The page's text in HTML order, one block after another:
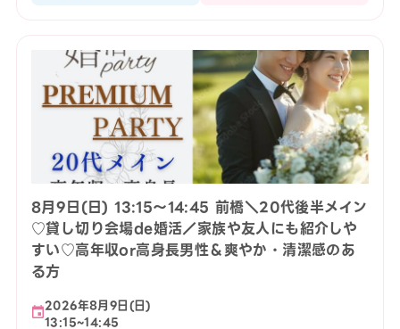
8月9日(日) 13:15〜14:45 前橋＼20代後半メイン
♡貸し切り会場de婚活／家族や友人にも紹介しや
すい♡高年収or高身長男性＆爽やか・清潔感のあ
る方
2026年8月9日(日)
13:15~14:45